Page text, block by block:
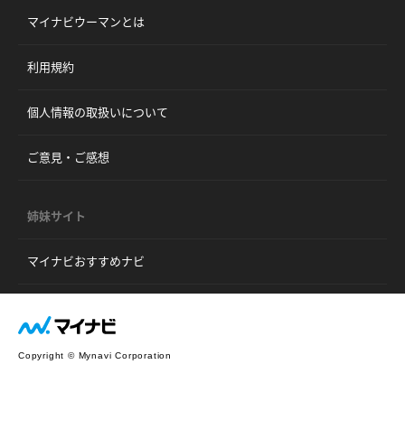
マイナビウーマンとは
利用規約
個人情報の取扱いについて
ご意見・ご感想
姉妹サイト
マイナビおすすめナビ
Copyright © Mynavi Corporation